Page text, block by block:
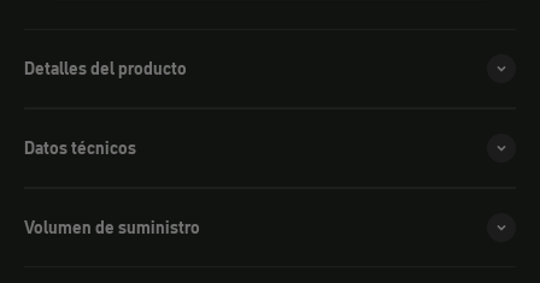
Detalles del producto
Datos técnicos
Volumen de suministro